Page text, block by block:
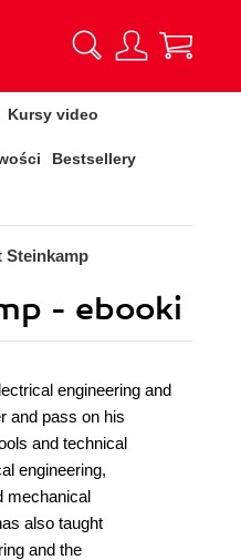
Kursy video
Bestsellery
Steinkamp
- ebooki
engineering and
and pass on his
and technical
engineering,
mechanical
also taught
and the